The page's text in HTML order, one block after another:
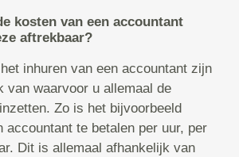
kosten van een accountant
aftrekbaar?
inhuren van een accountant zijn
van waarvoor u allemaal de
Zo is het bijvoorbeeld
accountant te betalen per uur, per
Dit is allemaal afhankelijk van